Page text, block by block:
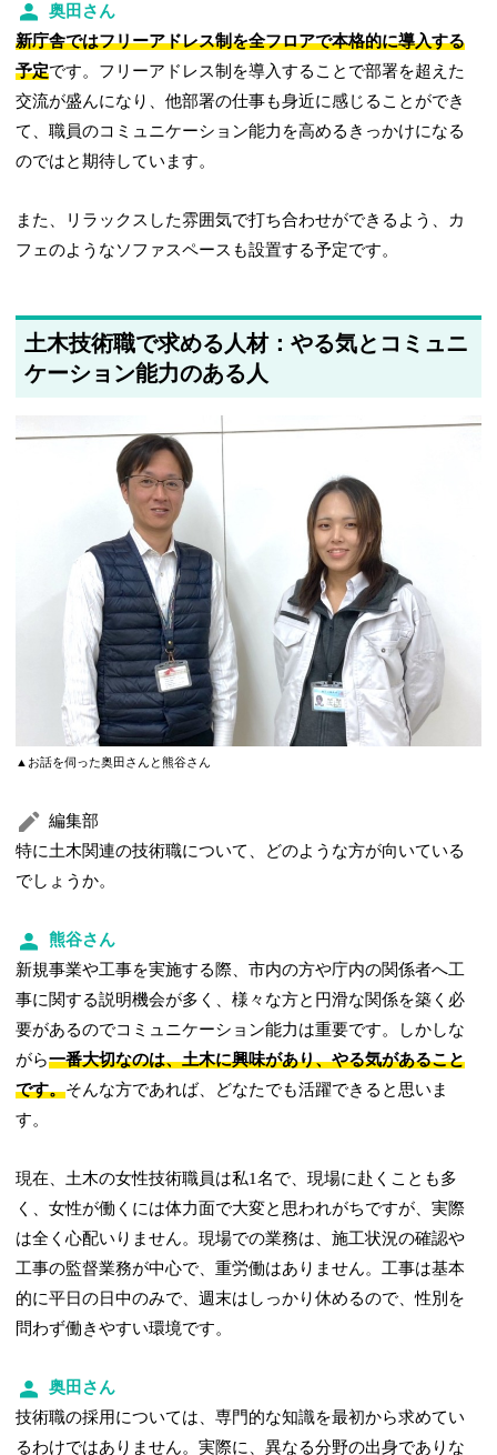
奥田さん
新庁舎ではフリーアドレス制を全フロアで本格的に導入する
予定です。フリーアドレス制を導入することで部署を超えた
交流が盛んになり、他部署の仕事も身近に感じることができ
て、職員のコミュニケーション能力を高めるきっかけになる
のではと期待しています。
また、リラックスした雰囲気で打ち合わせができるよう、カ
フェのようなソファスペースも設置する予定です。
土木技術職で求める人材：やる気とコミュニ
ケーション能力のある人
▲お話を伺った奥田さんと熊谷さん
編集部
特に土木関連の技術職について、どのような方が向いている
でしょうか。
熊谷さん
新規事業や工事を実施する際、市内の方や庁内の関係者へ工
事に関する説明機会が多く、様々な方と円滑な関係を築く必
要があるのでコミュニケーション能力は重要です。しかしな
がら一番大切なのは、土木に興味があり、やる気があること
です。そんな方であれば、どなたでも活躍できると思いま
す。
現在、土木の女性技術職員は私1名で、現場に赴くことも多
く、女性が働くには体力面で大変と思われがちですが、実際
は全く心配いりません。現場での業務は、施工状況の確認や
工事の監督業務が中心で、重労働はありません。工事は基本
的に平日の日中のみで、週末はしっかり休めるので、性別を
問わず働きやすい環境です。
奥田さん
技術職の採用については、専門的な知識を最初から求めてい
るわけではありません。実際に、異なる分野の出身でありな